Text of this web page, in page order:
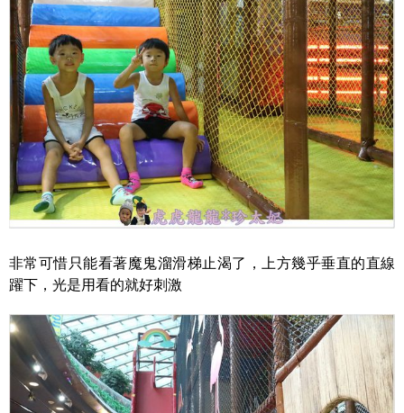
非常可惜只能看著魔鬼溜滑梯止渴了，上方幾乎垂直的直線
躍下，光是用看的就好刺激